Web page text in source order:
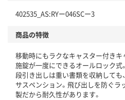
402535_AS:RYー046SCー3
商品の特徴
移動時にもラクなキャスター付き
施錠が一度にできるオールロック式
段引き出しは重い書類を収納しても
サスペンション。飛び出しを防ぐラ
製だから耐久性があります。